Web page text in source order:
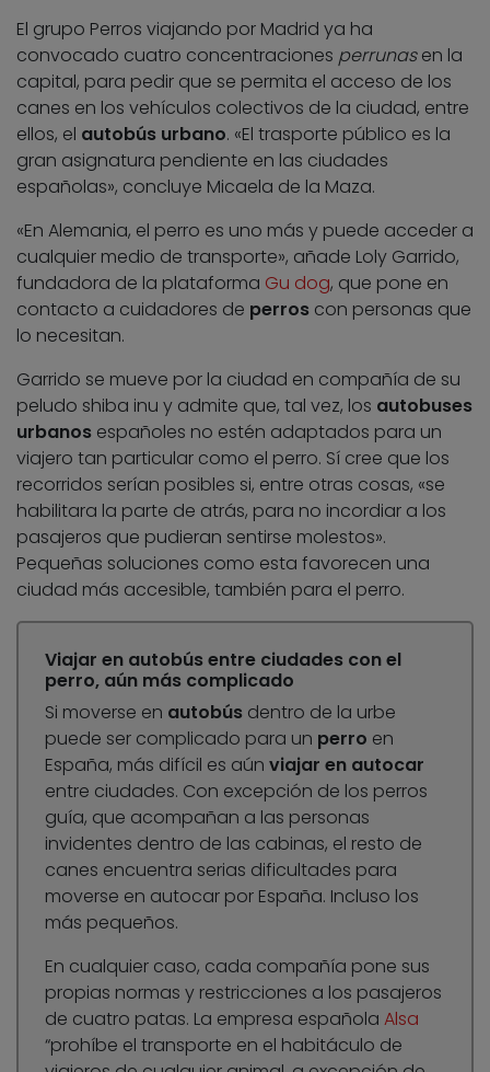
El grupo Perros viajando por Madrid ya ha
convocado cuatro concentraciones perrunasen la
capital, para pedir que se permita el acceso de los
canes en los vehículos colectivos de la ciudad, entre
ellos, el autobús urbano. «El trasporte público es la
gran asignatura pendiente en las ciudades
españolas», concluye Micaela de la Maza.
«En Alemania, el perro es uno más y puede acceder a
cualquier medio de transporte», añade Loly Garrido,
fundadora de la plataforma Gu dog, que pone en
contacto a cuidadores de perros con personas que
lo necesitan.
Garrido se mueve por la ciudad en compañía de su
peludo shiba inu y admite que, tal vez, los autobuses
urbanos españoles no estén adaptados para un
viajero tan particular como el perro. Sí cree que los
recorridos serían posibles si, entre otras cosas, «se
habilitara la parte de atrás, para no incordiar a los
pasajeros que pudieran sentirse molestos».
Pequeñas soluciones como esta favorecen una
ciudad más accesible, también para el perro.
Viajar en autobús entre ciudades con el
perro, aún más complicado
Si moverse en autobús dentro de la urbe
puede ser complicado para un perro en
España, más difícil es aún viajar en autocar
entre ciudades. Con excepción de los perros
guía, que acompañan a las personas
invidentes dentro de las cabinas, el resto de
canes encuentra serias dificultades para
moverse en autocar por España. Incluso los
más pequeños.
En cualquier caso, cada compañía pone sus
propias normas y restricciones a los pasajeros
de cuatro patas. La empresa española Alsa
“prohíbe el transporte en el habitáculo de